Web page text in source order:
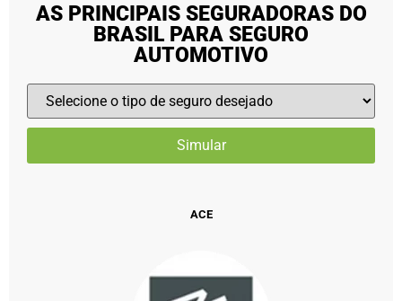
AS PRINCIPAIS SEGURADORAS DO
BRASIL PARA SEGURO
AUTOMOTIVO
ACE